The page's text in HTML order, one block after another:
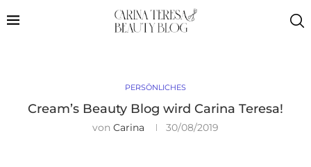
PERSÖNLICHES
Cream’s Beauty Blog wird Carina Teresa!
von Carina 30/08/2019